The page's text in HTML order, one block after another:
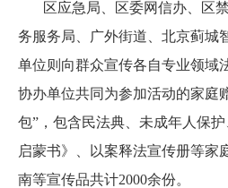
区应急局、区委网信办、区
务服务局、广外街道、北京蓟城
单位则向群众宣传各自专业领域
协办单位共同为参加活动的家庭
包”，包含民法典、未成年人保
启蒙书》、以案释法宣传册等家
南等宣传品共计2000余份。